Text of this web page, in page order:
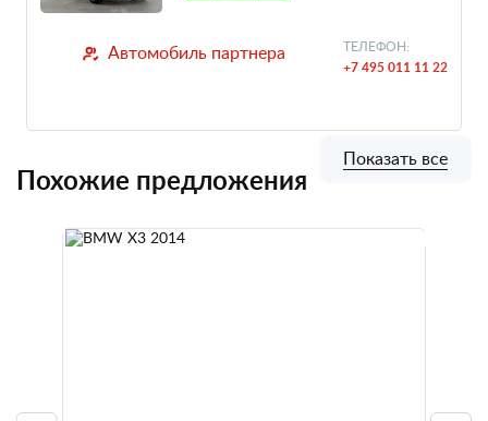
Автомобиль партнера ТЕЛЕФОН:
+7 495 011 11 22
Похожие предложения
Показать все